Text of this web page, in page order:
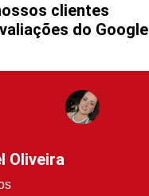
clientes
do Google
Oliveira